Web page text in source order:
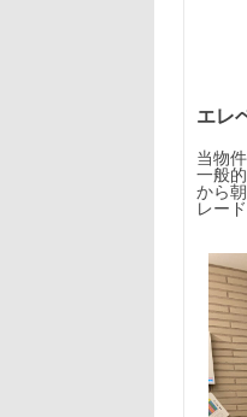
エレ
当物
一般
から
レー